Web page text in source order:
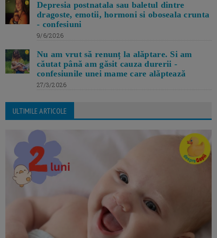
Depresia postnatala sau baletul dintre
dragoste, emotii, hormoni si oboseala crunta
- confesiuni
9/6/2026
Nu am vrut să renunț la alăptare. Si am
căutat până am găsit cauza durerii -
confesiunile unei mame care alăptează
27/3/2026
ULTIMILE ARTICOLE